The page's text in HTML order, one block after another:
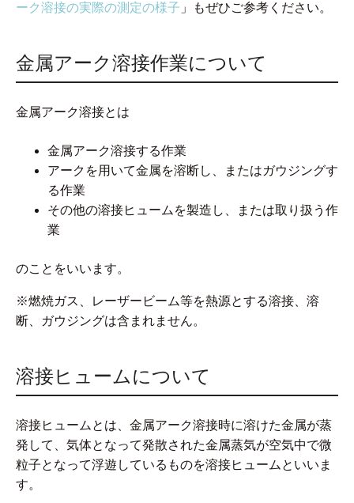
ーク溶接の実際の測定の様子 」もぜひご参考ください。
金属アーク溶接作業について
金属アーク溶接とは
金属アーク溶接する作業
アークを用いて金属を溶断し、またはガウジングす
る作業
その他の溶接ヒュームを製造し、または取り扱う作
業
のことをいいます。
※燃焼ガス、レーザービーム等を熱源とする溶接、溶
断、ガウジングは含まれません。
溶接ヒュームについて
溶接ヒュームとは、金属アーク溶接時に溶けた金属が蒸
発して、気体となって発散された金属蒸気が空気中で微
粒子となって浮遊しているものを溶接ヒュームといいま
す。